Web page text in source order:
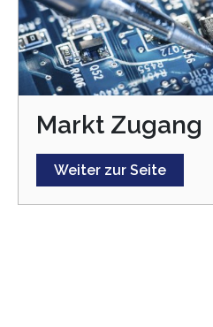
Markt Zugang
Weiter zur Seite